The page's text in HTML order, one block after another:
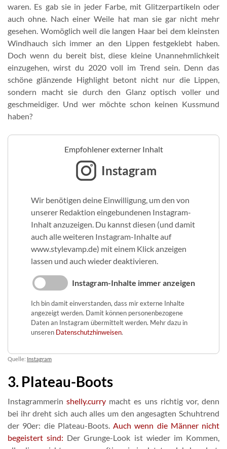
waren. Es gab sie in jeder Farbe, mit Glitzerpartikeln oder
auch ohne. Nach einer Weile hat man sie gar nicht mehr
gesehen. Womöglich weil die langen Haar bei dem kleinsten
Windhauch sich immer an den Lippen festgeklebt haben.
Doch wenn du bereit bist, diese kleine Unannehmlichkeit
einzugehen, wirst du 2020 voll im Trend sein. Denn das
schöne glänzende Highlight betont nicht nur die Lippen,
sondern macht sie durch den Glanz optisch voller und
geschmeidiger. Und wer möchte schon keinen Kussmund
haben?
Empfohlener externer Inhalt
Instagram
Wir benötigen deine Einwilligung, um den von
unserer Redaktion eingebundenen Instagram-
Inhalt anzuzeigen. Du kannst diesen (und damit
auch alle weiteren Instagram-Inhalte auf
www.stylevamp.de) mit einem Klick anzeigen
lassen und auch wieder deaktivieren.
Instagram-Inhalte immer anzeigen
Ich bin damit einverstanden, dass mir externe Inhalte
angezeigt werden. Damit können personenbezogene
Daten an Instagram übermittelt werden. Mehr dazu in
unseren Datenschutzhinweisen.
Quelle: Instagram
3. Plateau-Boots
Instagrammerinshelly.curry macht es uns richtig vor, denn
bei ihr dreht sich auch alles um den angesagten Schuhtrend
der 90er: die Plateau-Boots. Auch wenn die Männer nicht
begeistert sind: Der Grunge-Look ist wieder im Kommen,